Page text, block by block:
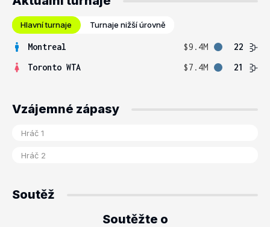
Hlavní turnaje Turnaje nižší úrovně
Montreal $9.4M
22
Toronto WTA
$7.4M 21
Vzájemné zápasy
Soutěž
Soutěžte o